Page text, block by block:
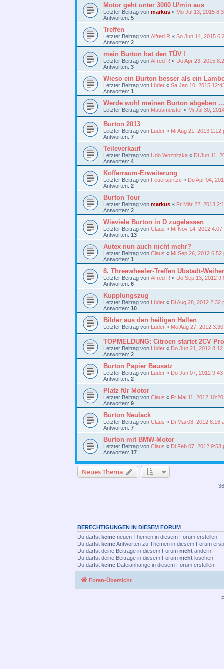
Motor geht unter 3000 U/min aus
Letzter Beitrag von markus « Mo Jul 13, 2015
Antworten: 5
Treffen
Letzter Beitrag von Alfred R « So Jun 14, 2015
Antworten: 2
mein Burton hat den TÜV !
Letzter Beitrag von Alfred R « Do Apr 23, 2015
Antworten: 3
Wieso ein Burton besser als ein
Letzter Beitrag von Lüder « Sa Jan 10, 2015
Antworten: 1
Werde wohl meinen Burton abgeben
Letzter Beitrag von Mausmeister « Mi Jul 30,
Burton 2013
Letzter Beitrag von Lüder « Mi Aug 21, 2013 2:12
Antworten: 7
Teileverkauf
Letzter Beitrag von Udo Woznitzka « Di Jun 11,
Antworten: 4
Kofferraum-Erweiterung
Letzter Beitrag von Feuerspritze « Do Apr 04,
Antworten: 2
Burton Tour
Letzter Beitrag von markus « Fr Mär 22, 2013
Antworten: 2
Wieviele Burton in D zugelassen
Letzter Beitrag von Claus « Mi Nov 14, 2012 4:07
Antworten: 13
Autex nun auch nicht mehr?
Letzter Beitrag von Claus « Mi Sep 26, 2012 6:52
Antworten: 1
8. Threewheeler-Treffen Ubstadt-Weiher
Letzter Beitrag von Alfred R « Do Sep 13, 2012
Antworten: 6
Kupplungszug
Letzter Beitrag von Lüder « Di Aug 28, 2012 2:32
Antworten: 10
Bilder aus den heiligen Hallen
Letzter Beitrag von Lüder « Mo Aug 27, 2012
TOPMELDUNG: Citroen startet 2CV
Letzter Beitrag von Lüder « Do Jun 21, 2012 8:12
Antworten: 2
Burton Papier Bausatz
Letzter Beitrag von Lüder « Do Jun 07, 2012 9:43
Antworten: 2
Platz für Motor
Letzter Beitrag von Claus « Fr Mai 11, 2012
Antworten: 9
Burton Neulack
Letzter Beitrag von Claus « Di Mai 08, 2012 8:16
Antworten: 7
Burton mit BMW-Motor
Letzter Beitrag von Claus « Di Feb 07, 2012 9:53
Antworten: 17
Neues Thema
BERECHTIGUNGEN IN DIESEM FORUM
Du darfst keine neuen Themen in diesem Forum erstellen.
Du darfst keineAntworten zu Themen in diesem Forum
Du darfst deine Beiträge in diesem Forum nicht ändern.
Du darfst deine Beiträge in diesem Forum nicht löschen.
Du darfst keine Dateianhänge in diesem Forum erstellen.
Foren-Übersicht